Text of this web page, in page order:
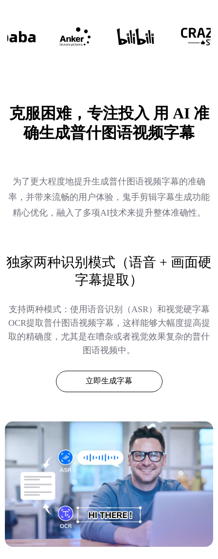
克服困难，专注投入 用 AI 准
确生成普什图语视频字幕
为了更大程度地提升生成普什图语视频字幕的准确
率，并带来流畅的用户体验，鬼手剪辑字幕生成功能
精心优化，融入了多项AI技术来提升整体准确性。
独家两种识别模式（语音 + 画面硬
字幕提取）
支持两种模式：使用语音识别（ASR）和视觉硬字幕
OCR提取普什图语视频字幕，这样能够大幅度提高提
取的精确度，尤其是在嘈杂或者视觉效果复杂的普什
图语视频中。
立即生成字幕